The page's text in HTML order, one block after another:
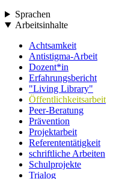
Sprachen
Arbeitsinhalte
Achtsamkeit
Antistigma-Arbeit
Dozent*in
Erfahrungsbericht
"Living Library"
Öffentlichkeitsarbeit
Peer-Beratung
Prävention
Projektarbeit
Referententätigkeit
schriftliche Arbeiten
Schulprojekte
Trialog